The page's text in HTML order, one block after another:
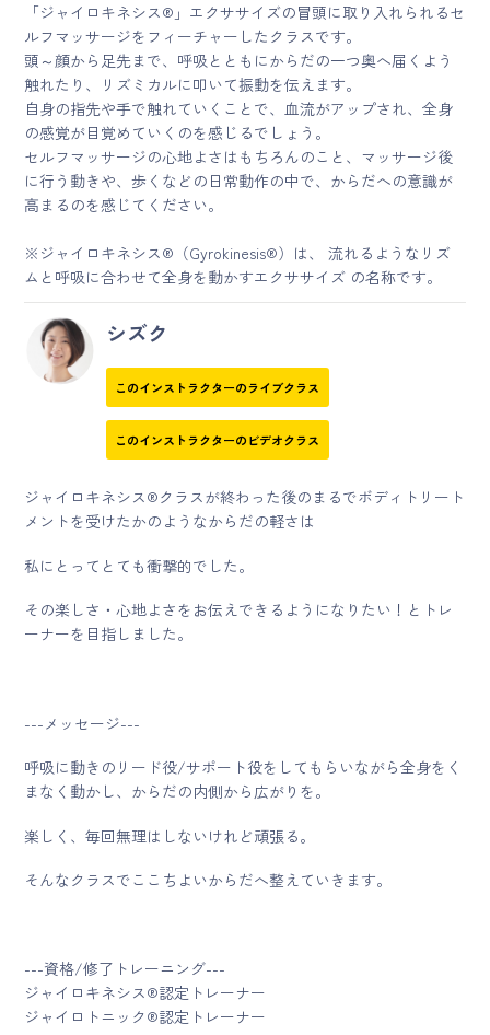
「ジャイロキネシス®」エクササイズの冒頭に取り入れられるセ
ルフマッサージをフィーチャーしたクラスです。
頭～顔から足先まで、呼吸とともにからだの一つ奥へ届くよう
触れたり、リズミカルに叩いて振動を伝えます。
自身の指先や手で触れていくことで、血流がアップされ、全身
の感覚が目覚めていくのを感じるでしょう。
セルフマッサージの心地よさはもちろんのこと、マッサージ後
に行う動きや、歩くなどの日常動作の中で、からだへの意識が
高まるのを感じてください。
※ジャイロキネシス®（Gyrokinesis®）は、 流れるようなリズ
ムと呼吸に合わせて全身を動かすエクササイズ の名称です。
シズク
このインストラクターのライブクラス
このインストラクターのビデオクラス
ジャイロキネシス®クラスが終わった後のまるでボディトリート
メントを受けたかのようなからだの軽さは
私にとってとても衝撃的でした。
その楽しさ・心地よさをお伝えできるようになりたい！とトレ
ーナーを目指しました。
---メッセージ---
呼吸に動きのリード役/サポート役をしてもらいながら全身をく
まなく動かし、からだの内側から広がりを。
楽しく、毎回無理はしないけれど頑張る。
そんなクラスでここちよいからだへ整えていきます。
---資格/修了トレーニング---
ジャイロキネシス®認定トレーナー
ジャイロトニック®認定トレーナー